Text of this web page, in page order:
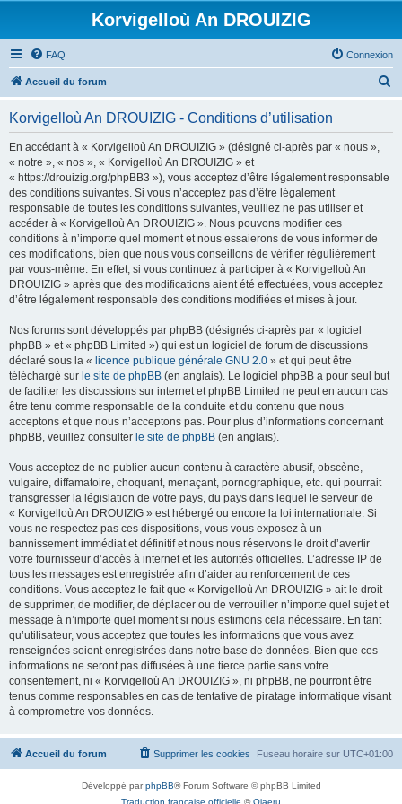
Korvigelloù An DROUIZIG
FAQ Connexion
Accueil du forum
Korvigelloù An DROUIZIG - Conditions d’utilisation
En accédant à « Korvigelloù An DROUIZIG » (désigné ci-après par « nous »,
« notre », « nos », « Korvigelloù An DROUIZIG » et
« https://drouizig.org/phpBB3 »), vous acceptez d’être légalement responsable
des conditions suivantes. Si vous n’acceptez pas d’être légalement
responsable de toutes les conditions suivantes, veuillez ne pas utiliser et
accéder à « Korvigelloù An DROUIZIG ». Nous pouvons modifier ces
conditions à n’importe quel moment et nous essaierons de vous informer de
ces modifications, bien que nous vous conseillons de vérifier régulièrement
par vous-même. En effet, si vous continuez à participer à « Korvigelloù An
DROUIZIG » après que des modifications aient été effectuées, vous acceptez
d’être légalement responsable des conditions modifiées et mises à jour.
Nos forums sont développés par phpBB (désignés ci-après par « logiciel
phpBB » et « phpBB Limited ») qui est un logiciel de forum de discussions
déclaré sous la « licence publique générale GNU 2.0 » et qui peut être
téléchargé sur le site de phpBB (en anglais). Le logiciel phpBB a pour seul but
de faciliter les discussions sur internet et phpBB Limited ne peut en aucun cas
être tenu comme responsable de la conduite et du contenu que nous
acceptons et que nous n’acceptons pas. Pour plus d’informations concernant
phpBB, veuillez consulter le site de phpBB (en anglais).
Vous acceptez de ne publier aucun contenu à caractère abusif, obscène,
vulgaire, diffamatoire, choquant, menaçant, pornographique, etc. qui pourrait
transgresser la législation de votre pays, du pays dans lequel le serveur de
« Korvigelloù An DROUIZIG » est hébergé ou encore la loi internationale. Si
vous ne respectez pas ces dispositions, vous vous exposez à un
bannissement immédiat et définitif et nous nous réservons le droit d’avertir
votre fournisseur d’accès à internet et les autorités officielles. L’adresse IP de
tous les messages est enregistrée afin d’aider au renforcement de ces
conditions. Vous acceptez le fait que « Korvigelloù An DROUIZIG » ait le droit
de supprimer, de modifier, de déplacer ou de verrouiller n’importe quel sujet et
message à n’importe quel moment si nous estimons cela nécessaire. En tant
qu’utilisateur, vous acceptez que toutes les informations que vous avez
renseignées soient enregistrées dans notre base de données. Bien que ces
informations ne seront pas diffusées à une tierce partie sans votre
consentement, ni « Korvigelloù An DROUIZIG », ni phpBB, ne pourront être
tenus comme responsables en cas de tentative de piratage informatique visant
à compromettre vos données.
Accueil du forum Fuseau horaire sur UTC+01:00
Supprimer les cookies
Développé parphpBB® Forum Software © phpBB Limited
Traduction française officielle ©Qiaeru